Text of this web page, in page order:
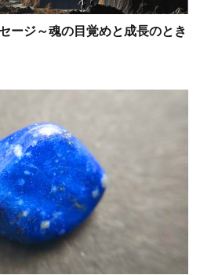
ージ～魂の目覚めと成長のとき